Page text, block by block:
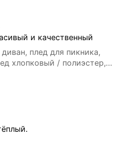
и качественный
плед для пикника,
хлопковый / полиэстер,
для дивана в стиле INS с